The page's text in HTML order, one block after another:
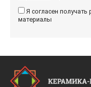
Я согласен
материалы